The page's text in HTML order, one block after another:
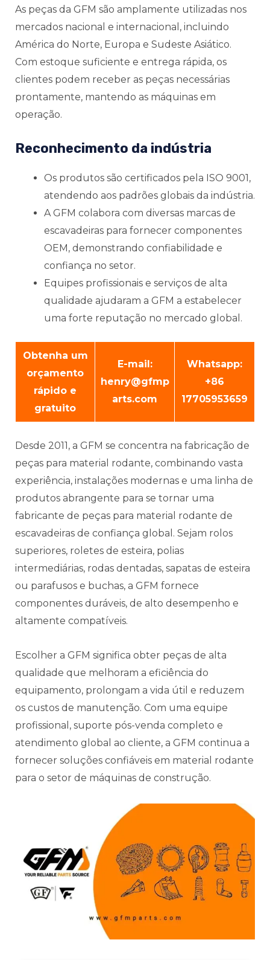
As peças da GFM são amplamente utilizadas nos
mercados nacional e internacional, incluindo
América do Norte, Europa e Sudeste Asiático.
Com estoque suficiente e entrega rápida, os
clientes podem receber as peças necessárias
prontamente, mantendo as máquinas em
operação.
Reconhecimento da indústria
Os produtos são certificados pela ISO 9001,
atendendo aos padrões globais da indústria.
A GFM colabora com diversas marcas de
escavadeiras para fornecer componentes
OEM, demonstrando confiabilidade e
confiança no setor.
Equipes profissionais e serviços de alta
qualidade ajudaram a GFM a estabelecer
uma forte reputação no mercado global.
Obtenha um
orçamento
rápido e
gratuito
E-mail:
henry@gfmp
arts.com
Whatsapp:
+86
17705953659
Desde 2011, a GFM se concentra na fabricação de
peças para material rodante, combinando vasta
experiência, instalações modernas e uma linha de
produtos abrangente para se tornar uma
fabricante de peças para material rodante de
escavadeiras de confiança global. Sejam rolos
superiores, roletes de esteira, polias
intermediárias, rodas dentadas, sapatas de esteira
ou parafusos e buchas, a GFM fornece
componentes duráveis, de alto desempenho e
altamente compatíveis.
Escolher a GFM significa obter peças de alta
qualidade que melhoram a eficiência do
equipamento, prolongam a vida útil e reduzem
os custos de manutenção. Com uma equipe
profissional, suporte pós-venda completo e
atendimento global ao cliente, a GFM continua a
fornecer soluções confiáveis em material rodante
para o setor de máquinas de construção.